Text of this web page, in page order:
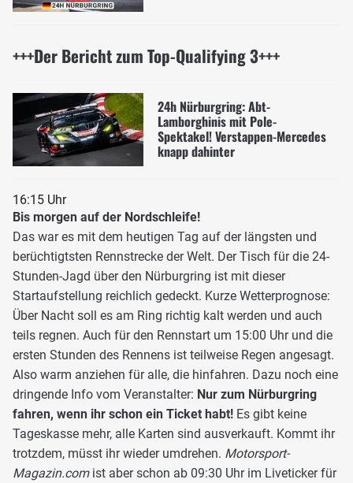
+++Der Bericht zum Top-Qualifying 3+++
24h Nürburgring: Abt-
Lamborghinis mit Pole-
Spektakel! Verstappen-Mercedes
knapp dahinter
16:15 Uhr
Bis morgen auf der Nordschleife!
Das war es mit dem heutigen Tag auf der längsten und
berüchtigtsten Rennstrecke der Welt. Der Tisch für die 24-
Stunden-Jagd über den Nürburgring ist mit dieser
Startaufstellung reichlich gedeckt. Kurze Wetterprognose:
Über Nacht soll es am Ring richtig kalt werden und auch
teils regnen. Auch für den Rennstart um 15:00 Uhr und die
ersten Stunden des Rennens ist teilweise Regen angesagt.
Also warm anziehen für alle, die hinfahren. Dazu noch eine
dringende Info vom Veranstalter: Nur zum Nürburgring
fahren, wenn ihr schon ein Ticket habt! Es gibt keine
Tageskasse mehr, alle Karten sind ausverkauft. Kommt ihr
trotzdem, müsst ihr wieder umdrehen. Motorsport-
Magazin.com ist aber schon ab 09:30 Uhr im Liveticker für